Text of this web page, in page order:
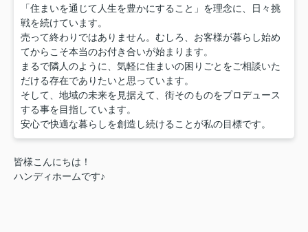
「住まいを通じて人生を豊かにすること」を理念に、日々挑
戦を続けています。
売って終わりではありません。むしろ、お客様が暮らし始め
てからこそ本当のお付き合いが始まります。
まるで隣人のように、気軽に住まいの困りごとをご相談いた
だける存在でありたいと思っています。
そして、地域の未来を見据えて、街そのものをプロデュース
する事を目指しています。
安心で快適な暮らしを創造し続けることが私の目標です。
皆様こんにちは！
ハンディホームです♪